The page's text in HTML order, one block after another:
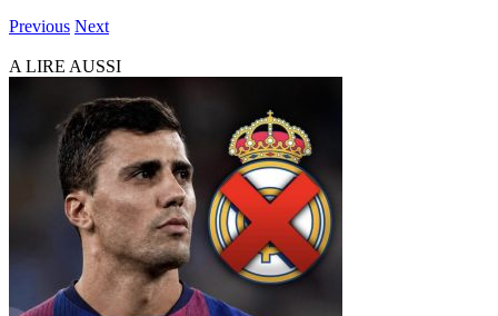
Previous Next
A LIRE AUSSI